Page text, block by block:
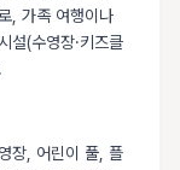
, 가족 여행이나
설(수영장·키즈클
장, 어린이 풀, 플